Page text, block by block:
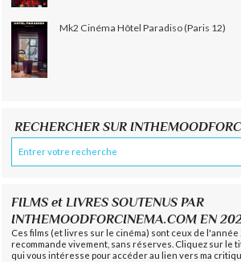
Mk2 Cinéma Hôtel Paradiso (Paris 12)
RECHERCHER SUR
FILMS et LIVRES SOUTENUS PAR
INTHEMOODFORCINEMA.COM EN
Ces films (et livres sur le cinéma) sont ceux de l'année
recommande vivement, sans réserves. Cliquez sur le
qui vous intéresse pour accéder au lien vers ma